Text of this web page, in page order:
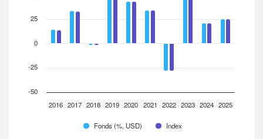
Fonds (%, USD) Index
2016 2017 2018 2019 2020 2021 2022 2023 2024 2025
-50
-25
0
25